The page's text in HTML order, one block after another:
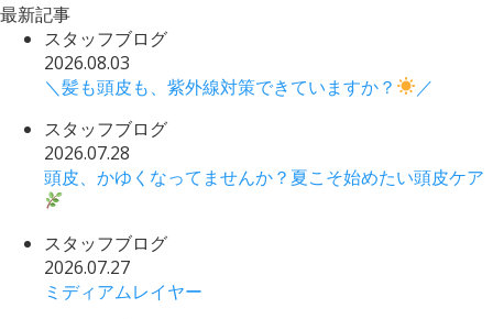
最新記事
スタッフブログ
2026.08.03
＼髪も頭皮も、紫外線対策できていますか？
／
スタッフブログ
2026.07.28
頭皮、かゆくなってませんか？夏こそ始めたい頭皮ケア
スタッフブログ
2026.07.27
ミディアムレイヤー